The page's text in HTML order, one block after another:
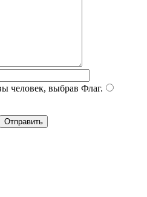
человек, выбрав Флаг.